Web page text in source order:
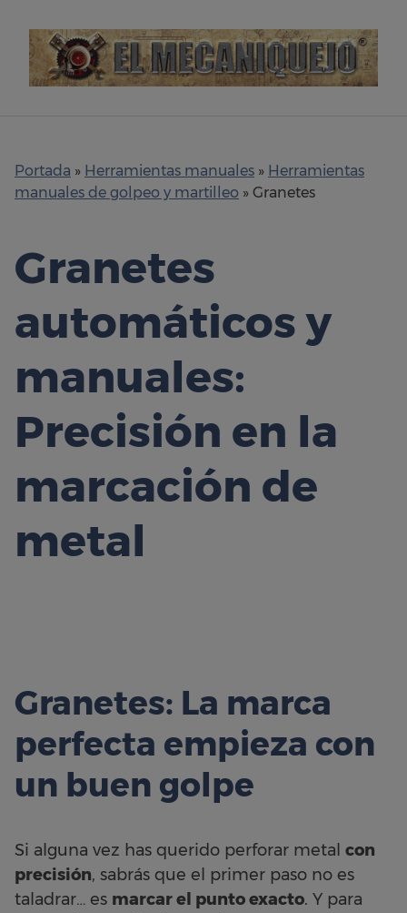
content
Portada » Herramientas manuales » Herramientas
manuales de golpeo y martilleo » Granetes
Granetes
automáticos y
manuales:
Precisión en la
marcación de
metal
Granetes: La marca
perfecta empieza con
un buen golpe
Si alguna vez has querido perforar metal con
precisión, sabrás que el primer paso no es
taladrar… es marcar el punto exacto. Y para